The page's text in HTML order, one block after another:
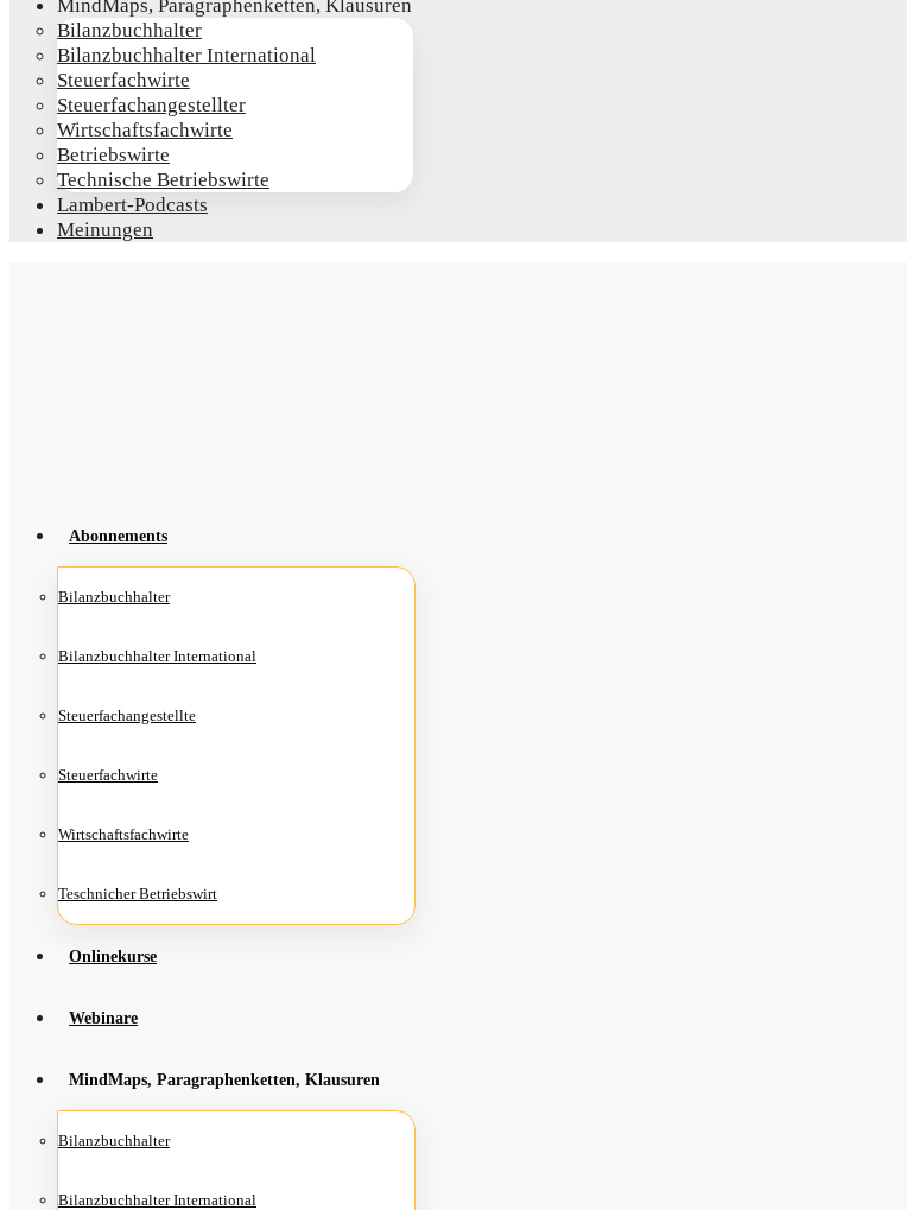
Mind­Maps, Para­gra­phen­ket­ten, Klausuren
Bilanz­buch­hal­ter
Bilanz­buch­hal­ter International
Steu­er­fach­wir­te
Steu­er­fach­an­ge­stell­ter
Wirt­schafts­fach­wir­te
Betriebs­wir­te
Tech­ni­sche Betriebswirte
Lam­­bert-Pod­­casts
Mei­nun­gen
Abon­ne­ments
Bilanz­buch­hal­ter
Bilanz­buch­hal­ter International
Steu­er­fach­an­ge­stell­te
Steu­er­fach­wir­te
Wirt­schafts­fach­wir­te
Teschni­cher Betriebswirt
Online­kur­se
Web­i­na­re
Mind­Maps, Para­gra­phen­ket­ten, Klausuren
Bilanz­buch­hal­ter
Bilanz­buch­hal­ter International